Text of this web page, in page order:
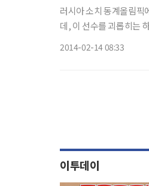
러시아 소치 동계올림픽
데, 이 선수를 괴롭히는 하지정맥류에 관심이 쏠리고
2014-02-14 08:33
이투데이